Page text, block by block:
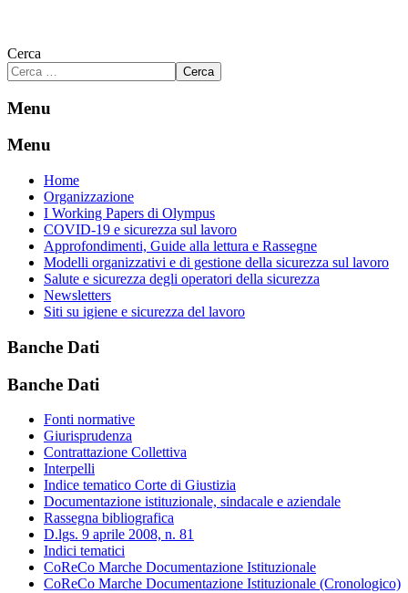
Cerca
Cerca
Menu
Menu
Home
Organizzazione
I Working Papers di Olympus
COVID-19 e sicurezza sul lavoro
Approfondimenti, Guide alla lettura e Rassegne
Modelli organizzativi e di gestione della sicurezza sul lavoro
Salute e sicurezza degli operatori della sicurezza
Newsletters
Siti su igiene e sicurezza del lavoro
Banche Dati
Banche Dati
Fonti normative
Giurisprudenza
Contrattazione Collettiva
Interpelli
Indice tematico Corte di Giustizia
Documentazione istituzionale, sindacale e aziendale
Rassegna bibliografica
D.lgs. 9 aprile 2008, n. 81
Indici tematici
CoReCo Marche Documentazione Istituzionale
CoReCo Marche Documentazione Istituzionale (Cronologico)